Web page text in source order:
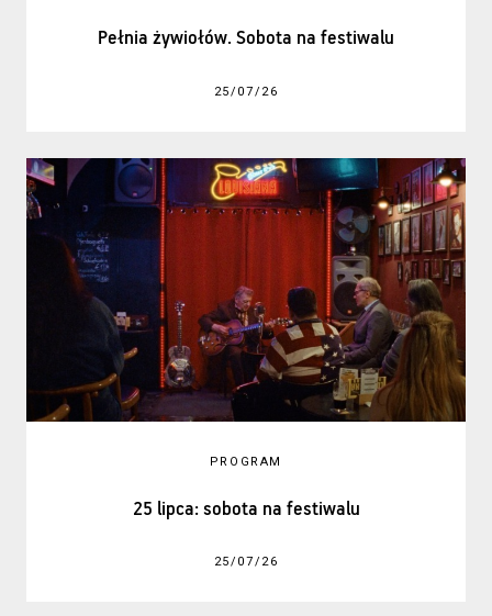
Pełnia żywiołów. Sobota na festiwalu
25/07/26
PROGRAM
25 lipca: sobota na festiwalu
25/07/26